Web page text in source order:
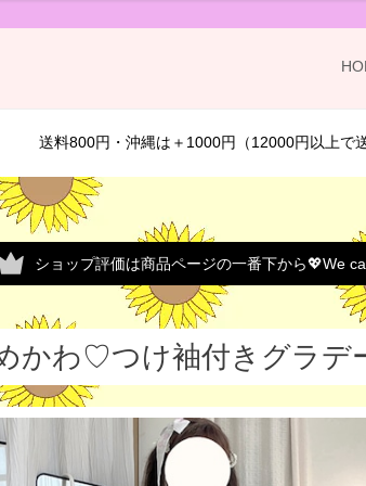
送料800円・沖縄は＋1000円（12000円以上で
ショップ評価は商品ページの一番下から💖We
かわ♡つけ袖付きグラ